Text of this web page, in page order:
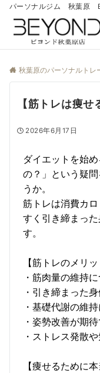
パーソナルジム 秋葉原
秋葉原のパーソナルトレーニ
【筋トレは痩せ
2026年6月17日
ダイエットを始
の？」という疑
うか。
筋トレは消費カ
すく引き締まっ
す。
【筋トレのメリッ
・筋肉量の維持
・引き締まった
・基礎代謝の維
・姿勢改善が期
・ストレス発散
【痩せるために